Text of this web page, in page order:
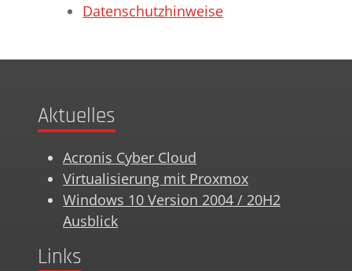
Datenschutzhinweise
Aktuelles
Acronis Cyber Cloud
Virtualisierung mit Proxmox
Windows 10 Version 2004 / 20H2
Ausblick
Links